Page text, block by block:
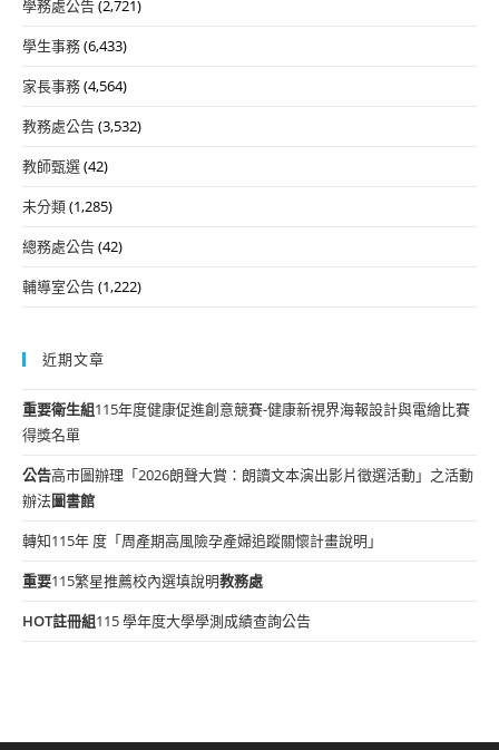
學務處公告(2,721)
學生事務(6,433)
家長事務(4,564)
教務處公告(3,532)
教師甄選(42)
未分類(1,285)
總務處公告(42)
輔導室公告(1,222)
近期文章
重要衛生組115年度健康促進創意競賽-健康新視界海報設計與電繪比賽
得獎名單
公告高市圖辦理「2026朗聲大賞：朗讀文本演出影片徵選活動」之活動
辦法圖書館
轉知115年 度「周產期高風險孕產婦追蹤關懷計畫說明」
重要115繁星推薦校內選填說明教務處
HOT註冊組115 學年度大學學測成績查詢公告